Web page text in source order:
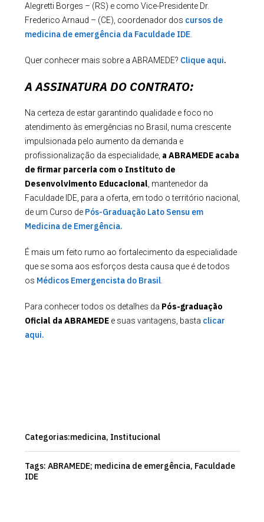
Alegretti Borges – (RS) e como Vice-Presidente Dr.
Frederico Arnaud – (CE), coordenador dos cursos de
medicina de emergência da Faculdade IDE.
Quer conhecer mais sobre a ABRAMEDE? Clique aqui.
A ASSINATURA DO CONTRATO:
Na certeza de estar garantindo qualidade e foco no
atendimento às emergências no Brasil, numa crescente
impulsionada pelo aumento da demanda e
profissionalização da especialidade, a ABRAMEDE acaba
de firmar parceria com o Instituto de
Desenvolvimento Educacional , mantenedor da
Faculdade IDE, para a oferta, em todo o território nacional,
de um Curso de Pós-Graduação Lato Sensu em
Medicina de Emergência.
É mais um feito rumo ao fortalecimento da especialidade
que se soma aos esforços desta causa que é de todos
os Médicos Emergencista do Brasil.
Para conhecer todos os detalhes da Pós-graduação
Oficial da ABRAMEDE e suas vantagens, basta clicar
aqui.
Categorias:medicina, Institucional
Tags: ABRAMEDE; medicina de emergência, Faculdade
IDE